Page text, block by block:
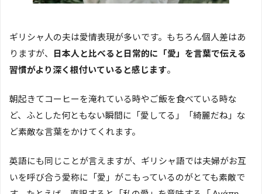
ギリシャ人の夫は愛情表現が多いです。もちろん個人差はあ
りますが、 日本人と比べると日常的に「愛」を言葉で伝える
習慣がより深く根付いていると感じます。
朝起きてコーヒーを淹れている時やご飯を食べている時な
ど、ふとした何ともない瞬間に「愛してる」「綺麗だね」な
ど素敵な言葉をかけてくれます。
英語にも同じことが言えますが、ギリシャ語では夫婦がお互
いを呼び合う愛称に「愛」がこもっているのがとても素敵で